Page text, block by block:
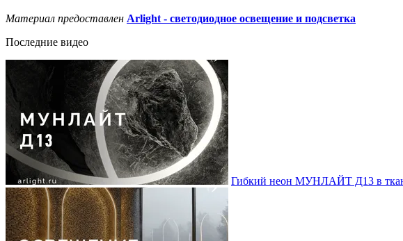
Материал предоставлен Arlight - светодиодное освещение и подсветка
Последние видео
Гибкий неон МУНЛАЙТ Д13 в